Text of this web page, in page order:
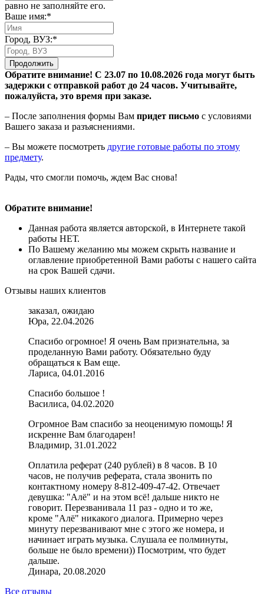
равно не заполняйте его.
Ваше имя:*
Город, ВУЗ:*
Продолжить
Обратите внимание! С 23.07 по 10.08.2026 года могут быть
задержки с отправкой работ до 24 часов. Учитывайте,
пожалуйста, это время при заказе.
– После заполнения формы Вам придет письмо с условиями
Вашего заказа и разъяснениями.
– Вы можете посмотреть другие готовые работы по этому
предмету.
Рады, что смогли помочь, ждем Вас снова!
Обратите внимание!
Данная работа является авторской, в Интернете такой
работы НЕТ.
По Вашему желанию мы можем скрыть название и
оглавление приобретенной Вами работы с нашего сайта
на срок Вашей сдачи.
Отзывы наших клиентов
заказал, ожидаю
Юра, 22.04.2026
Спасибо огромное! Я очень Вам признательна, за
проделанную Вами работу. Обязательно буду
обращаться к Вам еще.
Лариса, 04.01.2016
Спасибо большое !
Василиса, 04.02.2020
Огромное Вам спасибо за неоценимую помощь! Я
искренне Вам благодарен!
Владимир, 31.01.2022
Оплатила реферат (240 рублей) в 8 часов. В 10
часов, не получив реферата, стала звонить по
контактному номеру 8-812-409-47-42. Отвечает
девушка: "Алё" и на этом всё! дальше никто не
говорит. Перезванивала 11 раз - одно и то же,
кроме "Алё" никакого диалога. Примерно через
минуту перезванивают мне с этого же номера, и
начинает играть музыка. Слушала ее полминуты,
больше не было времени)) Посмотрим, что будет
дальше.
Динара, 20.08.2020
Все отзывы